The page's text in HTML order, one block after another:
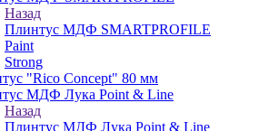
Назад
Плинтус МДФ SMARTPROFILE
Paint
Strong
"Rico Concept" 80 мм
МДФ Лука Point & Line
Назад
Плинтус МДФ Лука Point & Line